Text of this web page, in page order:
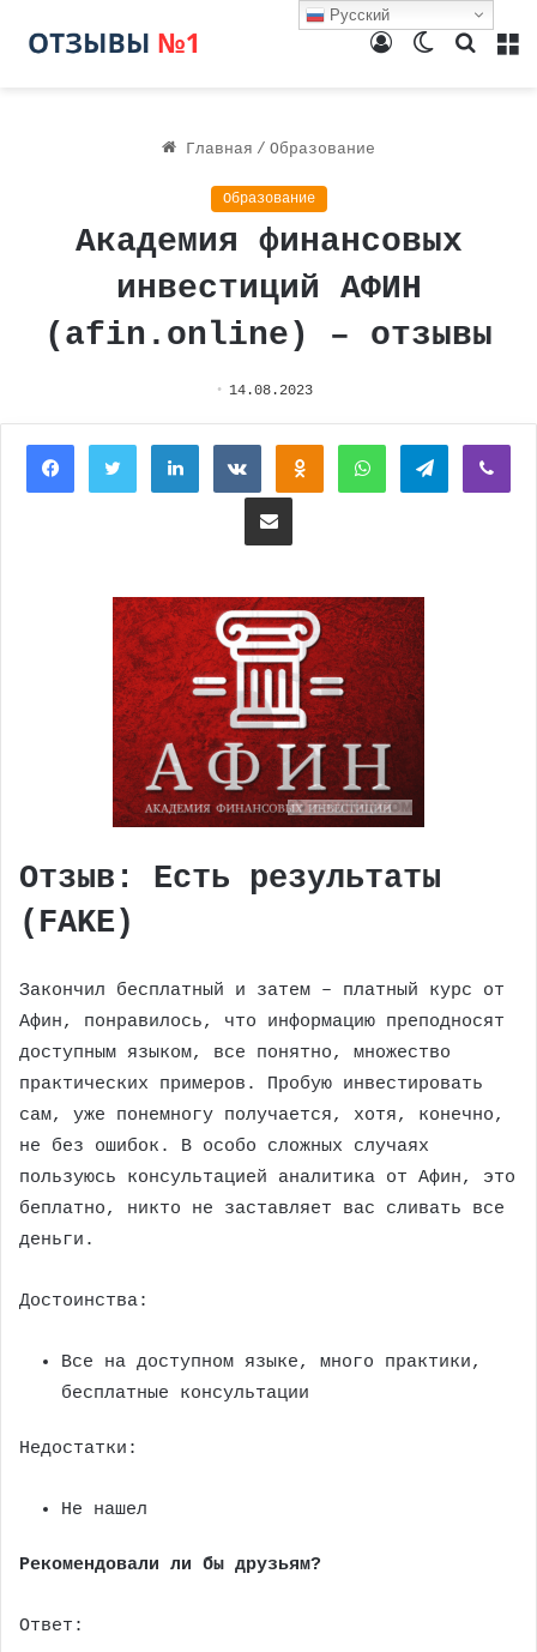
Поиск
Switch
Войти
Главная / Образование
Образование
Академия финансовых
инвестиций АФИН
(afin.online) – отзывы
14.08.2023
FacebookTwitterLinkedInВконтактеОдноклассники
WhatsAppTelegram
Поделиться через электронную почту
Отзыв: Есть результаты
(FAKE)
Закончил бесплатный и затем – платный курс от
Афин, понравилось, что информацию преподносят
доступным языком, все понятно, множество
практических примеров. Пробую инвестировать
сам, уже понемногу получается, хотя, конечно,
не без ошибок. В особо сложных случаях
пользуюсь консультацией аналитика от Афин, это
беплатно, никто не заставляет вас сливать все
деньги.
Достоинства:
Все на доступном языке, много практики,
бесплатные консультации
Недостатки:
Не нашел
Рекомендовали ли бы друзьям?
Ответ:
Русский